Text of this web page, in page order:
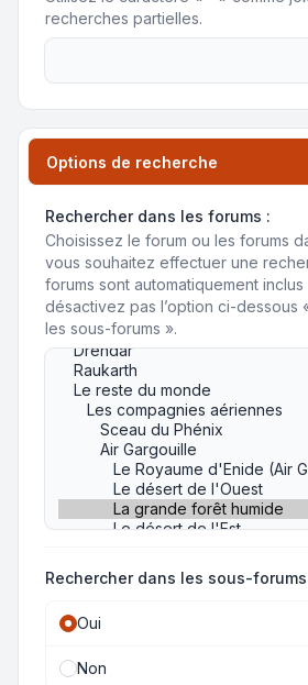
recherches partielles.
Options de recherche
Rechercher dans les forums :
Choisissez le forum ou les forums
vous souhaitez effectuer une
forums sont automatiquement
désactivez pas l’option ci-dessous
les sous-forums ».
Rechercher dans les sous-forums
Oui
Non